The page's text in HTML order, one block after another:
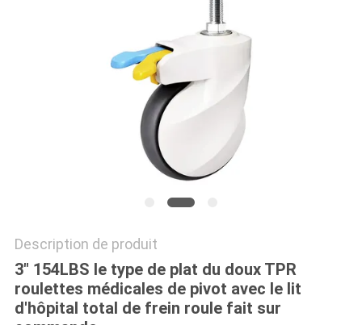
Description de produit
3" 154LBS le type de plat du doux TPR
roulettes médicales de pivot avec le lit
d'hôpital total de frein roule fait sur